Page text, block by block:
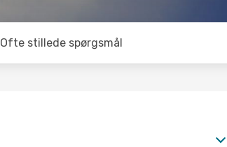
Ofte stillede spørgsmål